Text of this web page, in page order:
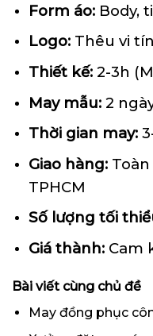
Form áo: Body,
Logo: Thêu vi
Thiết kế:2-3h
May mẫu: 2
Thời gian may:
Giao hàng:
TPHCM
Số lượng tối
Giá thành: Cam
Bài viết cùng chủ đề
May đồng phục